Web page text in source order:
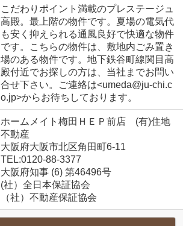
こだわりポイント満載のプレステージュ
高殿。最上階の物件です。夏場の電気代
も安く抑えられる通風良好で快適な物件
です。こちらの物件は、敷地内ごみ置き
場のある物件です。地下鉄谷町線関目高
殿付近でお探しの方は、当社までお問い
合せ下さい。ご連絡は<umeda@ju-chi.c
o.jp>からお待ちしております。
ホームメイト梅田ＨＥＰ前店 (有)住地
不動産
大阪府大阪市北区角田町6-11
TEL:0120-88-3377
大阪府知事 (6) 第46496号
(社）全日本保証協会
（社）不動産保証協会